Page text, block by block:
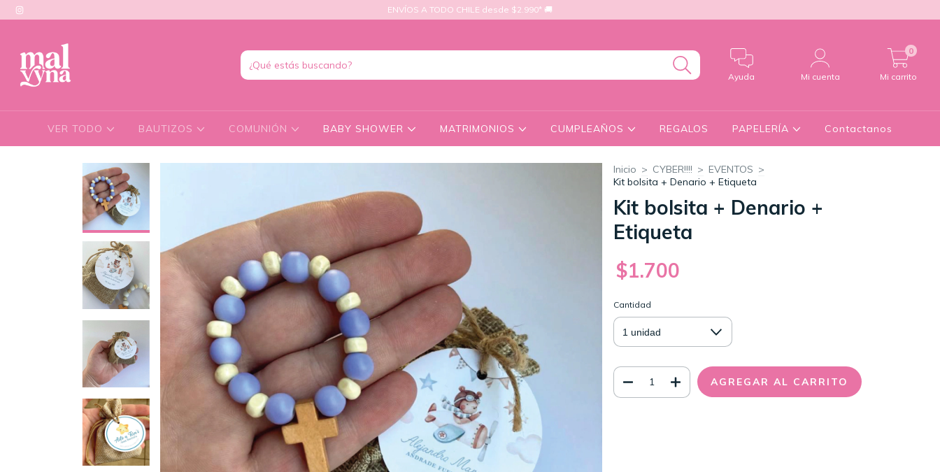
ENVÍOS A TODO CHILE desde $2.990* 🚚
Ayuda Mi cuenta Mi carrito
0
VER TODO BAUTIZOS COMUNIÓN BABY SHOWER MATRIMONIOS CUMPLEAÑOS REGALOS PAPELERÍA Contactanos
Inicio > CYBER!!!! > EVENTOS >
Kit bolsita + Denario + Etiqueta
Kit bolsita + Denario +
Etiqueta
$1.700
Cantidad